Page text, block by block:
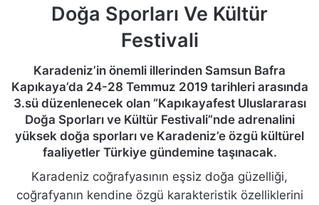
Doğa Sporları Ve Kültür
Festivali
Karadeniz’in önemli illerinden Samsun Bafra
Kapıkaya’da 24-28 Temmuz 2019 tarihleri arasında
3.sü düzenlenecek olan “Kapıkayafest Uluslararası
Doğa Sporları ve Kültür Festivali”nde adrenalini
yüksek doğa sporları ve Karadeniz’e özgü kültürel
faaliyetler Türkiye gündemine taşınacak.
Karadeniz coğrafyasının eşsiz doğa güzelliği,
coğrafyanın kendine özgü karakteristik özelliklerini